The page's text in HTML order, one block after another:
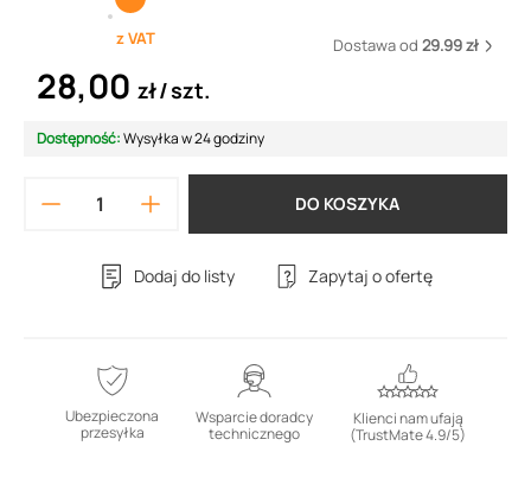
z VAT Dostawa od 29.99 zł
28,00 zł szt.
Dostępność:Wysyłka w 24 godziny
DO KOSZYKA
Dodaj do listy Zapytaj o ofertę
Ubezpieczona
przesyłka
Wsparcie doradcy
technicznego
Klienci nam ufają
(TrustMate 4.9/5)